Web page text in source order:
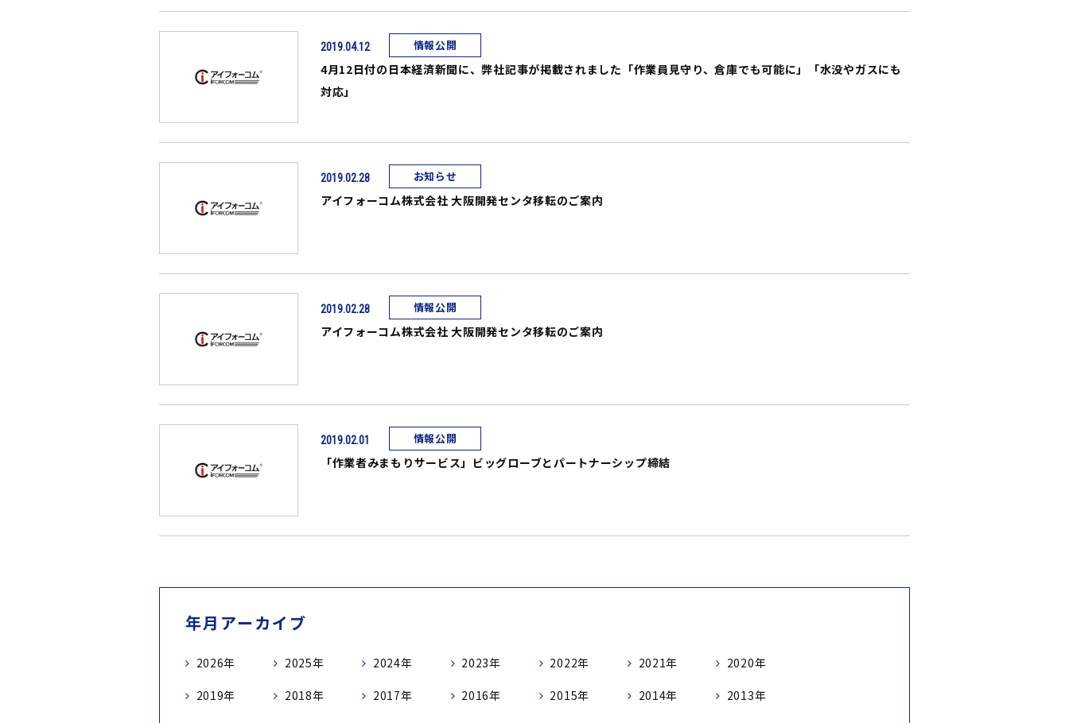
2019.04.12 情報公開
4月12日付の日本経済新聞に、弊社記事が掲載されました「作業員見守り、倉庫でも可能に」「水没やガスにも
対応」
2019.02.28 お知らせ
アイフォーコム株式会社 大阪開発センタ移転のご案内
2019.02.28 情報公開
アイフォーコム株式会社 大阪開発センタ移転のご案内
2019.02.01 情報公開
「作業者みまもりサービス」ビッグローブとパートナーシップ締結
年月アーカイブ
2026年 2025年 2024年 2023年 2022年 2021年 2020年
2019年 2018年 2017年 2016年 2015年 2014年 2013年